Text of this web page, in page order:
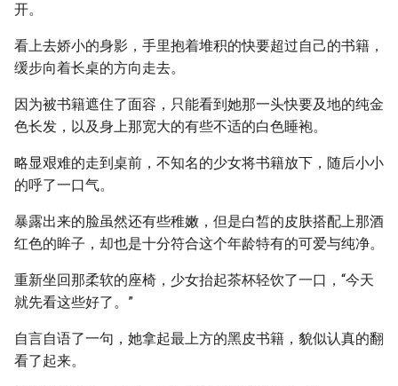
开。
看上去娇小的身影，手里抱着堆积的快要超过自己的书籍，
缓步向着长桌的方向走去。
因为被书籍遮住了面容，只能看到她那一头快要及地的纯金
色长发，以及身上那宽大的有些不适的白色睡袍。
略显艰难的走到桌前，不知名的少女将书籍放下，随后小小
的呼了一口气。
暴露出来的脸虽然还有些稚嫩，但是白皙的皮肤搭配上那酒
红色的眸子，却也是十分符合这个年龄特有的可爱与纯净。
重新坐回那柔软的座椅，少女抬起茶杯轻饮了一口，“今天
就先看这些好了。”
自言自语了一句，她拿起最上方的黑皮书籍，貌似认真的翻
看了起来。